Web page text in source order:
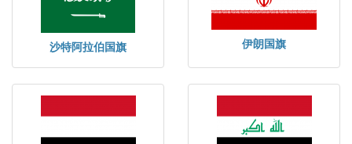
沙特阿拉伯国旗 伊朗国旗